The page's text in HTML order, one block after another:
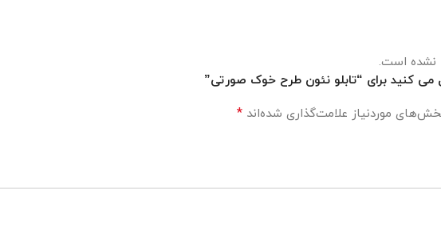
نشده است.
می کنید برای “تابلو نئون طرح خوک صورتی”
موردنیاز علامت‌گذاری شده‌اند *